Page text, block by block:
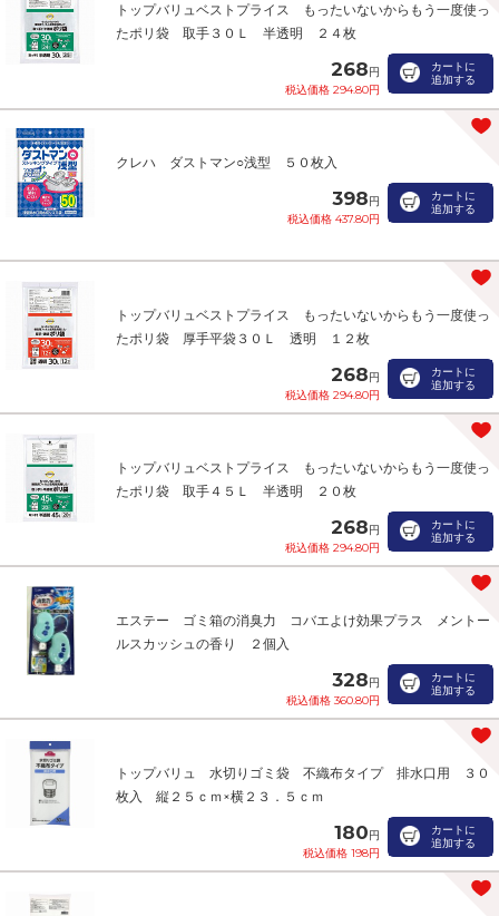
トップバリュベストプライス もったいないからもう一度使っ
たポリ袋 取手３０Ｌ 半透明 ２４枚
268円
税込価格 294.80円
カートに
追加する
クレハ ダストマン○浅型 ５０枚入
398円
税込価格 437.80円
カートに
追加する
トップバリュベストプライス もったいないからもう一度使っ
たポリ袋 厚手平袋３０Ｌ 透明 １２枚
268円
税込価格 294.80円
カートに
追加する
トップバリュベストプライス もったいないからもう一度使っ
たポリ袋 取手４５Ｌ 半透明 ２０枚
268円
税込価格 294.80円
カートに
追加する
エステー ゴミ箱の消臭力 コバエよけ効果プラス メントー
ルスカッシュの香り ２個入
328円
税込価格 360.80円
カートに
追加する
トップバリュ 水切りゴミ袋 不織布タイプ 排水口用 ３０
枚入 縦２５ｃｍ×横２３．５ｃｍ
180円
税込価格 198円
カートに
追加する